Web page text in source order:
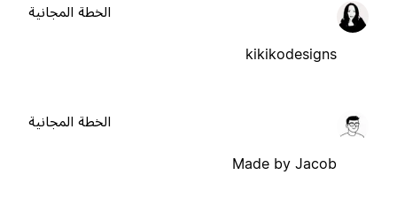
kikikodesigns
الخطة المجانية
Made by Jacob
الخطة المجانية